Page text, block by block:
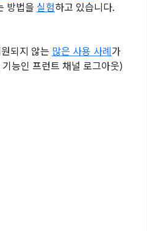
방법을 실험하고 있습니다.
되지 않는 많은 사용 사례 가
능인 프런트 채널 로그아웃)